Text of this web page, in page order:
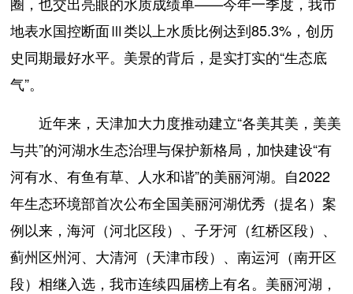
地表水国控断面Ⅲ类以上水质比例达到85.3%，创历
史同期最好水平。美景的背后，是实打实的“生态底
气”。
近年来，天津加大力度推动建立“各美其美，美美
与共”的河湖水生态治理与保护新格局，加快建设“有
河有水、有鱼有草、人水和谐”的美丽河湖。自2022
年生态环境部首次公布全国美丽河湖优秀（提名）案
例以来，海河（河北区段）、子牙河（红桥区段）、
蓟州区州河、大清河（天津市段）、南运河（南开区
段）相继入选，我市连续四届榜上有名。美丽河湖，